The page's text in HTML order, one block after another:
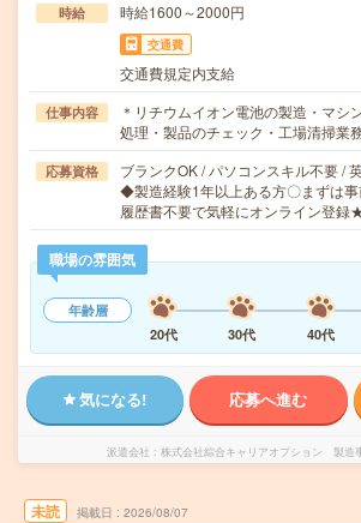
時給 時給1600～2000円
交通費
交通費規定内支給
仕事内容
＊リチウムイオン電池の製造・マシ
処理・製品のチェック・工場清掃
応募資格
ブランクOK / パソコンスキル不要 /
◆製造経験1年以上ある方〇まずは事
履歴書不要で気軽にオンライン登
職場の雰囲気
年齢層
20代
30代 40代
気になる! 応募へ進む
派遣会社 株式会社綜合キャリアオプション 製造
未読 掲載日 2026/08/07